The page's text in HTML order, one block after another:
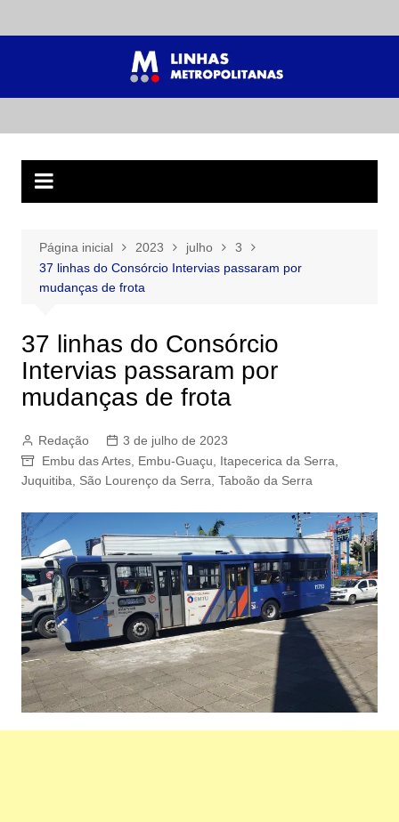
para
Página inicial 2023 julho
3
37 linhas do Consórcio Intervias passaram por
mudanças de frota
37 linhas do Consórcio
Intervias passaram por
mudanças de frota
Redação
3 de julho de 2023
Embu das Artes, Embu-Guaçu Itapecerica da Serra
Juquitiba
São Lourenço da Serra Taboão da Serra